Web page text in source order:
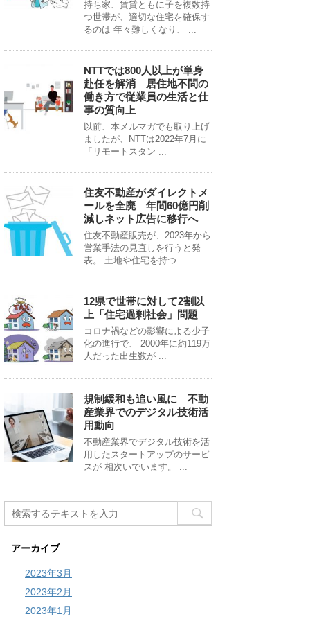
持ち家、賃貸ともに子を複数持
つ世帯が、適切な住宅を確保す
るのは 年々難しくなり、 ...
NTTでは800人以上が単身
赴任を解消 居住地不問の
働き方で従業員の生活と仕
事の質向上
以前、本メルマガでも取り上げ
ましたが、NTTは2022年7月に
「リモートスタン ...
住友不動産がダイレクトメ
ールを全廃 年間60億円削
減しネット広告に移行へ
住友不動産販売が、2023年から
営業手法の見直しを行うと発
表。 土地や住宅を持つ ...
12県で世帯に対して2割以
上「住宅過剰社会」問題
コロナ禍などの影響による少子
化の進行で、 2000年に約119万
人だった出生数が ...
規制緩和も追い風に 不動
産業界でのデジタル技術活
用動向
不動産業界でデジタル技術を活
用したスタートアップのサービ
スが 相次いでいます。 ...
アーカイブ
2023年3月
2023年2月
2023年1月